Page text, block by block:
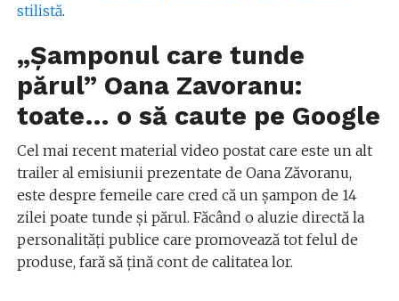
stilistă.
„Șamponul care tunde
părul” Oana Zavoranu:
toate… o să caute pe Google
Cel mai recent material video postat care este un alt
trailer al emisiunii prezentate de Oana Zăvoranu,
este despre femeile care cred că un șampon de 14
zilei poate tunde și părul. Făcând o aluzie directă la
personalități publice care promovează tot felul de
produse, fară să țină cont de calitatea lor.